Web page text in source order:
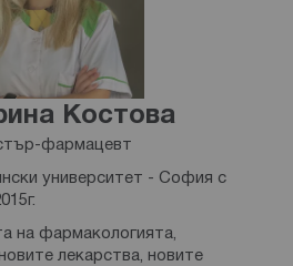
Костова
фармацевт
университет - София с
на фармакологията,
лекарства, новите